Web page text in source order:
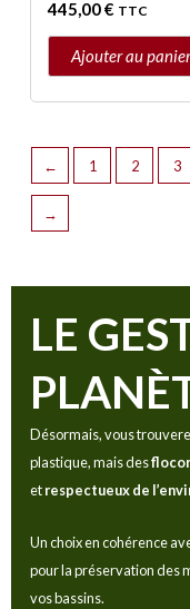
445,00€ TTC
Ajouter au
← 1 2 3
→
LE
Désormais, vous
plastique, mais des
etrespectueux de
Un choix en cohérence
pour la préservation des
vos bassins.